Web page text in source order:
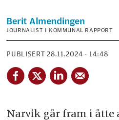
Berit Almendingen
JOURNALIST I KOMMUNAL RAPPORT
PUBLISERT 28.11.2024 - 14:48
Narvik går fram i åtte